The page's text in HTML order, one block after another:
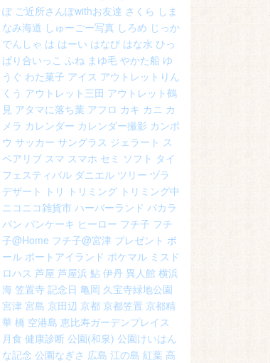
ぽ ご近所さんぽwithお友達 さくら しま
なみ海道 しゅーごー写真 しろめ じっか
でんしゃ は はーい はなび はな水 ひっ
ぱり合いっこ ふね まゆ毛 やかた船 ゆ
うぐ わた菓子 アイス アウトレットりん
くう アウトレット三田 アウトレット鶴
見 アタマに落ち葉 アフロ カキ カニ カ
メラ カレンダー カレンダー撮影 カンポ
ウ サッカー サングラス ジェラート ス
ペアリブ スマ スマホ セミ ソフト タイ
フェスティバル ダニエル ツリー ヅラ
デザート トリ トリミング トリミング中
ニコニコ雑貨市 ハーバーランド バカラ
パン パンケーキ ヒーロー フチ子 フチ
子@Home フチ子@宮津 プレゼント ボ
ール ポートアイランド ポケマル ミスド
ロハス 芦屋 芦屋浜 鮎 伊丹 異人館 横浜
海 笠置寺 記念日 亀岡 久宝寺緑地公園
宮津 宮島 京田辺 京都 京都笠置 京都精
華 橋 空港島 恵比寿ガーデンプレイス
月食 健康診断 公園(和泉) 公園けいはん
な記念 公園なぎさ 広島 江の島 紅葉 高